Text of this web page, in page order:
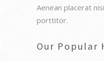
Aenean placerat
porttitor.
Our Popular